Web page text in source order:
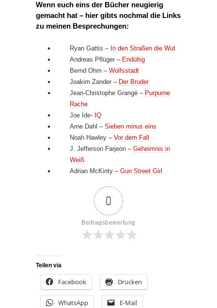
Wenn euch eins der Bücher neugierig
gemacht hat – hier gibts nochmal die Links
zu meinen Besprechungen:
Ryan Gattis – In den Straßen die Wut
Andreas Pflüger – Endültig
Bernd Ohm – Wolfsstadt
Joakim Zander – Der Bruder
Jean-Christophe Grangé –Purpurne
Rache
Joe Ide- IQ
Arne Dahl – Sieben minus eins
Noah Hawley – Vor dem Fall
J. Jefferson Farjeon – Geheimnis in
Weiß
Adrian McKinty – Gun Street Girl
0
Beitragsbewertung
Teilen via
Facebook Drucken
WhatsApp E-Mail